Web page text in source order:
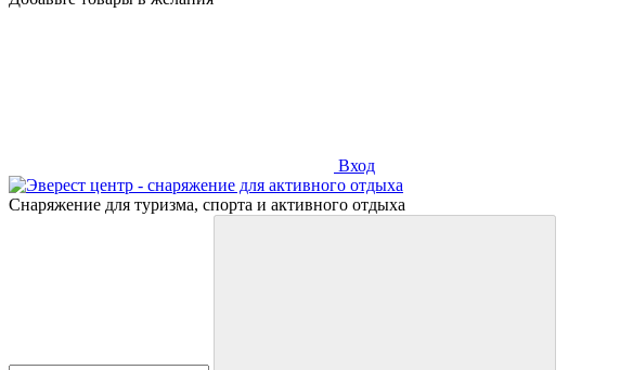
Вход
Снаряжение для туризма, спорта и активного отдыха